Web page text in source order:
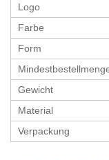
Logo
Farbe
Form
Gewicht
Material
Verpackung